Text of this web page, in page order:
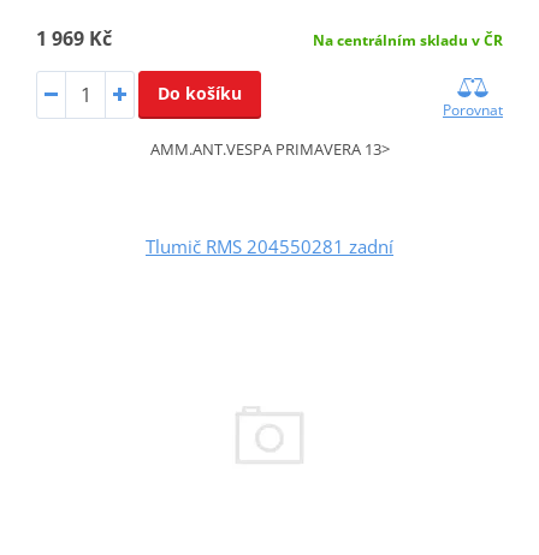
1 969 Kč Na centrálním skladu v ČR
Do košíku
Porovnat
AMM.ANT.VESPA PRIMAVERA 13>
Tlumič RMS 204550281 zadní